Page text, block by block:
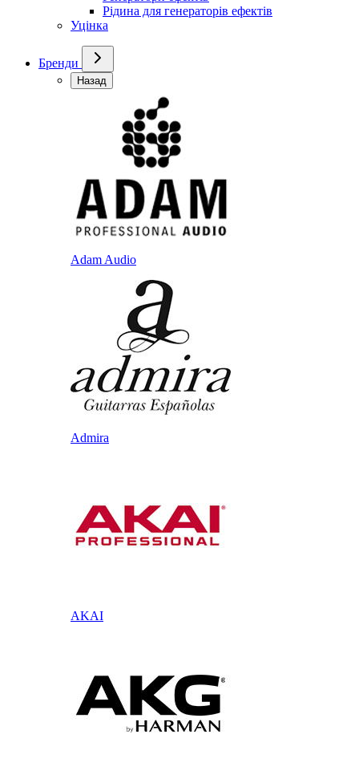
Рідина для генераторів ефектів
Уцінка
Бренди
Назад
Adam Audio
Admira
AKAI